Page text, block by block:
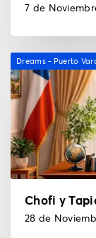
7 de
Dreams - Puerto
Chofi y
28 de